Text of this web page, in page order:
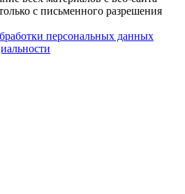
с письменного разрешения
персональных данных